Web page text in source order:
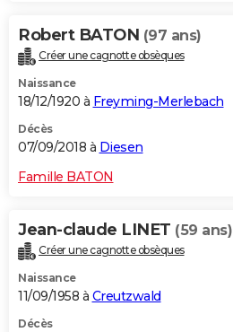
Robert BATON (97 ans)
Créer une cagnotte obsèques
Naissance
18/12/1920 à Freyming-Merlebach
Décès
07/09/2018 à Diesen
Famille BATON
Jean-claude LINET (59 ans)
Créer une cagnotte obsèques
Naissance
11/09/1958 à Creutzwald
Décès